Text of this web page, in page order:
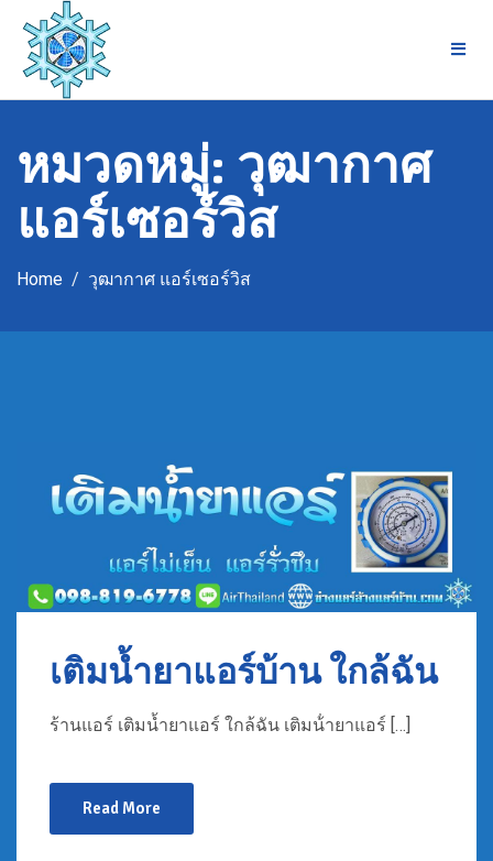
content
หมวดหมู่: วุฒากาศ
แอร์เซอร์วิส
Home วุฒากาศ แอร์เซอร์วิส
เติมน้ำยาแอร์บ้าน ใกล้ฉัน
ร้านแอร์ เติมน้ำยาแอร์ ใกล้ฉัน เติมน้ํายาแอร์ […]
Read More